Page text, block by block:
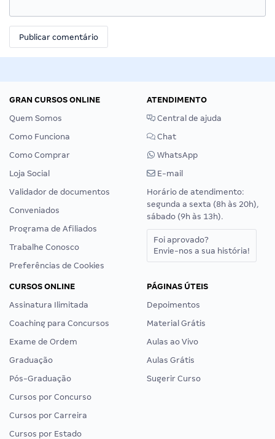
GRAN CURSOS ONLINE
Quem Somos
Como Funciona
Como Comprar
Loja Social
Validador de documentos
Conveniados
Programa de Afiliados
Trabalhe Conosco
Preferências de Cookies
ATENDIMENTO
Central de ajuda
Chat
WhatsApp
E-mail
Horário de atendimento:
segunda a sexta (8h às 20h),
sábado (9h às 13h).
Foi aprovado?
Envie-nos a sua história!
CURSOS ONLINE
Assinatura Ilimitada
Coaching para Concursos
Exame de Ordem
Graduação
Pós-Graduação
Cursos por Concurso
Cursos por Carreira
Cursos por Estado
PÁGINAS ÚTEIS
Depoimentos
Material Grátis
Aulas ao Vivo
Aulas Grátis
Sugerir Curso